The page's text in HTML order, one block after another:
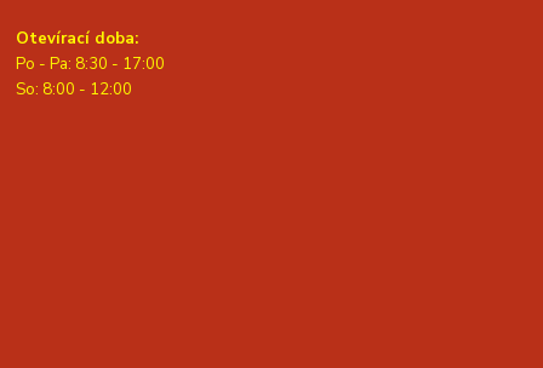
Otevírací doba:
Po - Pa: 8:30 - 17:00
So: 8:00 - 12:00